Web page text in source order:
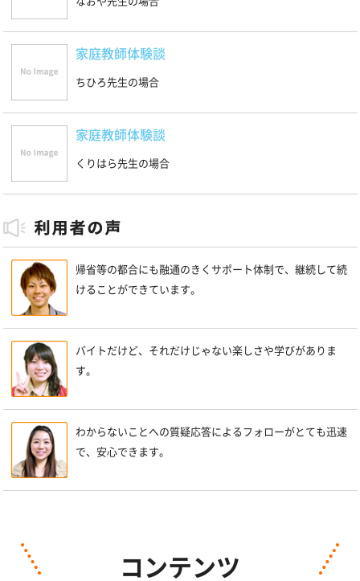
家庭教師体験談
ちひろ先生の場合
家庭教師体験談
くりはら先生の場合
帰省等の都合にも融通のきくサポート体制で、継続して続
けることができています。
バイトだけど、それだけじゃない楽しさや学びがありま
す。
わからないことへの質疑応答によるフォローがとても迅速
で、安心できます。
コンテンツ